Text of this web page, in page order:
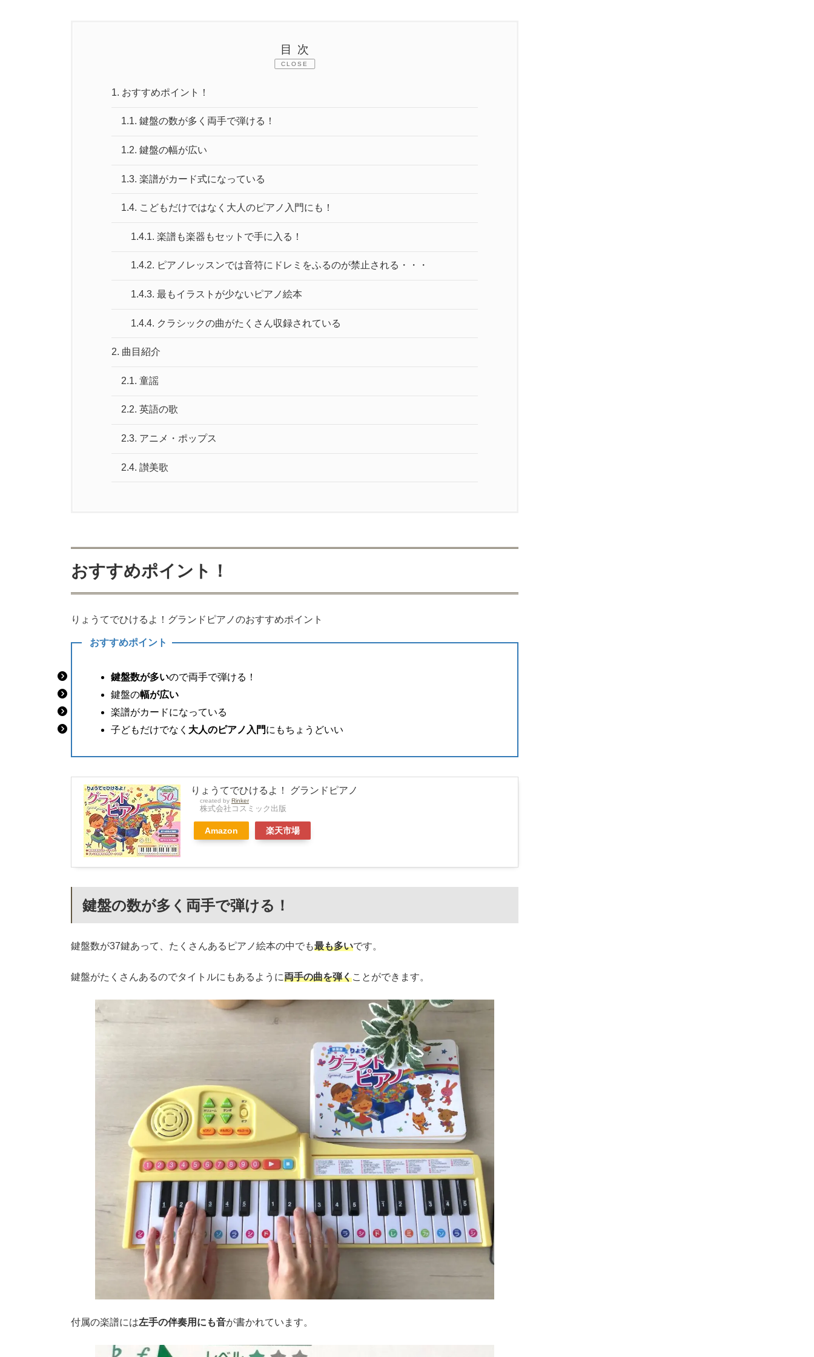
目次
CLOSE
1. おすすめポイント！
1.1. 鍵盤の数が多く両手で弾ける！
1.2. 鍵盤の幅が広い
1.3. 楽譜がカード式になっている
1.4. こどもだけではなく大人のピアノ入門にも！
1.4.1. 楽譜も楽器もセットで手に入る！
1.4.2. ピアノレッスンでは音符にドレミをふるのが禁止される・・・
1.4.3. 最もイラストが少ないピアノ絵本
1.4.4. クラシックの曲がたくさん収録されている
2. 曲目紹介
2.1. 童謡
2.2. 英語の歌
2.3. アニメ・ポップス
2.4. 讃美歌
おすすめポイント！
りょうてでひけるよ！グランドピアノのおすすめポイント
おすすめポイント
鍵盤数が多いので両手で弾ける！
鍵盤の幅が広い
楽譜がカードになっている
子どもだけでなく 大人のピアノ入門にもちょうどいい
りょうてでひけるよ！ グランドピアノ
created by Rinker
株式会社コスミック出版
Amazon 楽天市場
鍵盤の数が多く両手で弾ける！
鍵盤数が37鍵あって、たくさんあるピアノ絵本の中でも最も多いです。
鍵盤がたくさんあるのでタイトルにもあるように両手の曲を弾くことができます。
付属の楽譜には左手の伴奏用にも音が書かれています。